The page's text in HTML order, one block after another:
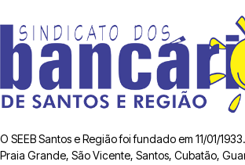
O SEEB Santos e Região foi fundado em 11/01/
Praia Grande, São Vicente, Santos, Cubatão,